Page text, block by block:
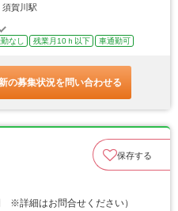
須賀川駅
なし 残業月10ｈ以下 車通勤可
の募集状況を問い合わせる
保存する
※詳細はお問合せください）